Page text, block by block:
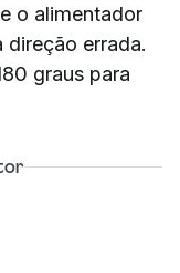
o alimentador
direção errada.
graus para